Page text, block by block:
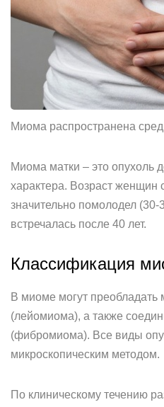
Миома распространена
Миома матки – это опухоль
характера. Возраст женщин
значительно помолодел
встречалась после 40 лет.
Классификация
В миоме могут преобладать
(лейомиома), а также
(фибромиома). Все виды
микроскопическим методом.
По клиническому течению